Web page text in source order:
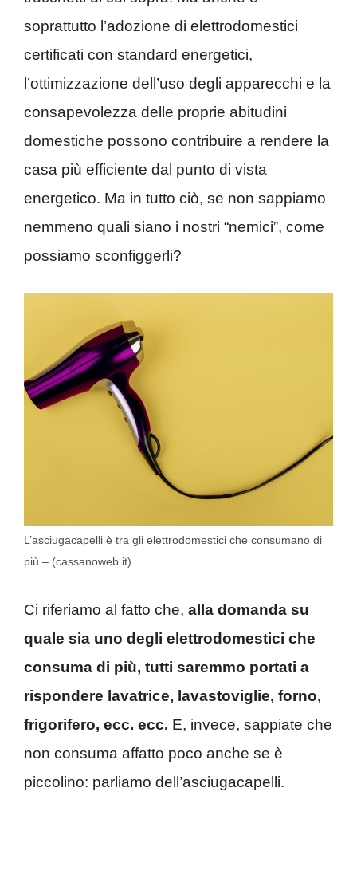
soprattutto l’adozione di elettrodomestici
certificati con standard energetici,
l’ottimizzazione dell’uso degli apparecchi e la
consapevolezza delle proprie abitudini
domestiche possono contribuire a rendere la
casa più efficiente dal punto di vista
energetico. Ma in tutto ciò, se non sappiamo
nemmeno quali siano i nostri “nemici”, come
possiamo sconfiggerli?
L’asciugacapelli è tra gli elettrodomestici che consumano di
più – (cassanoweb.it)
Ci riferiamo al fatto che, alla domanda su
quale sia uno degli elettrodomestici che
consuma di più, tutti saremmo portati a
rispondere lavatrice, lavastoviglie, forno,
frigorifero, ecc. ecc. E, invece, sappiate che
non consuma affatto poco anche se è
piccolino: parliamo dell’asciugacapelli.